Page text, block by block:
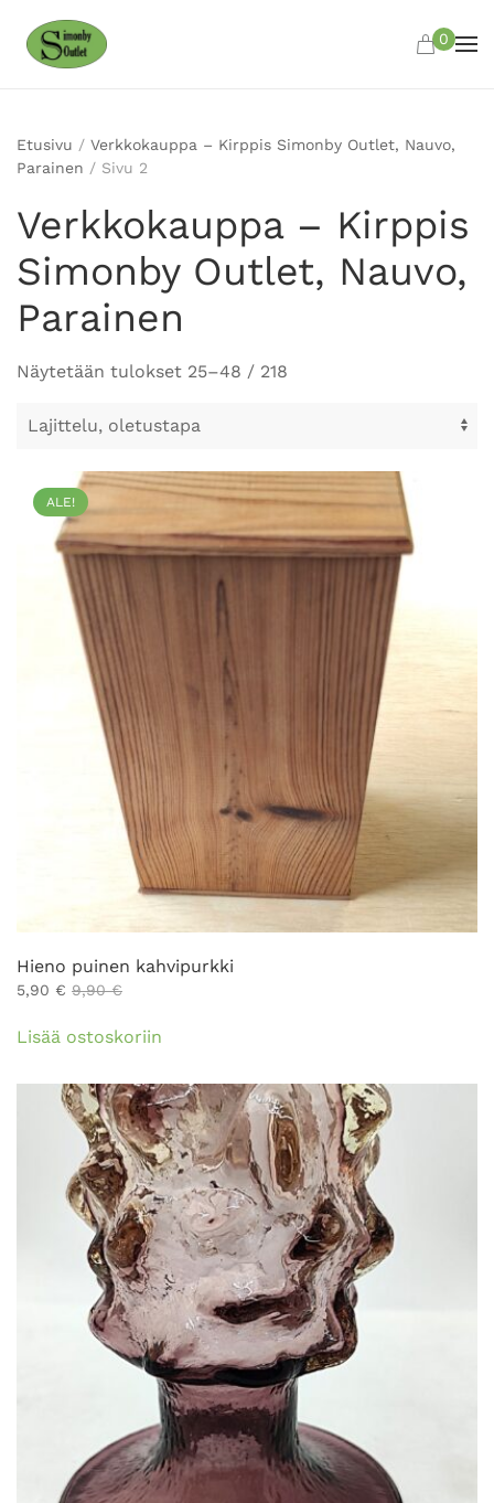
Skip to main content
0
Etusivu / Verkkokauppa – Kirppis Simonby Outlet, Nauvo,
Parainen / Sivu 2
Verkkokauppa – Kirppis
Simonby Outlet, Nauvo,
Parainen
Näytetään tulokset 25–48 / 218
ALE!
Hieno puinen kahvipurkki
5,90 € 9,90€
Lisää ostoskoriin